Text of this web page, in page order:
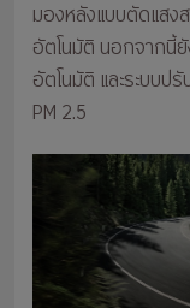
มองหลังแบบตัดแสง
อัตโนมัติ นอกจากนี้
อัตโนมัติ และระบบ
PM 2.5